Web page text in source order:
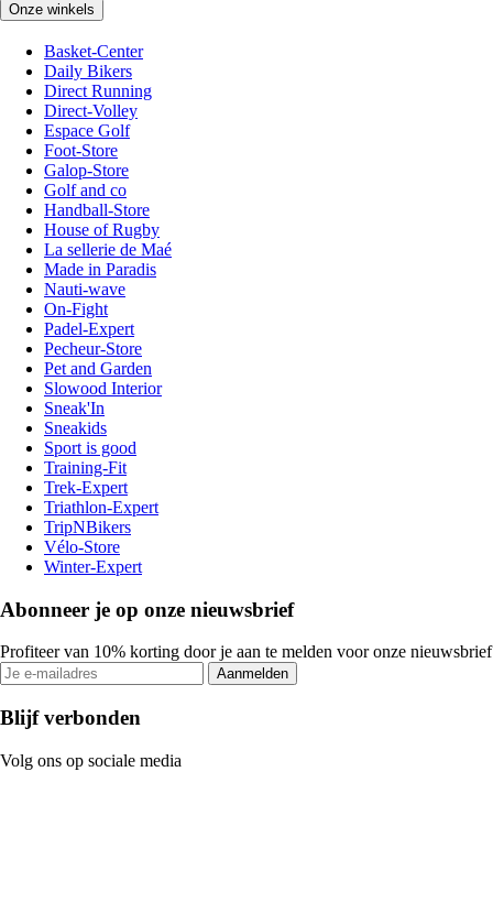
Onze winkels
Basket-Center
Daily Bikers
Direct Running
Direct-Volley
Espace Golf
Foot-Store
Galop-Store
Golf and co
Handball-Store
House of Rugby
La sellerie de Maé
Made in Paradis
Nauti-wave
On-Fight
Padel-Expert
Pecheur-Store
Pet and Garden
Slowood Interior
Sneak'In
Sneakids
Sport is good
Training-Fit
Trek-Expert
Triathlon-Expert
TripNBikers
Vélo-Store
Winter-Expert
Abonneer je op onze nieuwsbrief
Profiteer van 10% korting door je aan te melden voor onze nieuwsbrief
Aanmelden
Blijf verbonden
Volg ons op sociale media